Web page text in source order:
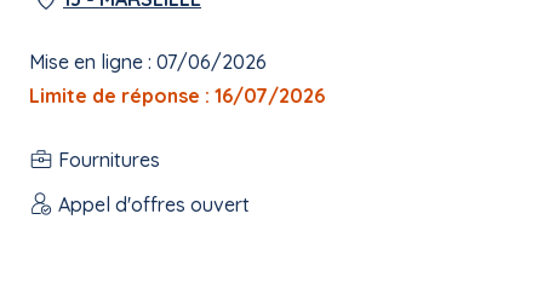
Mise en ligne : 07/06/2026
Limite de réponse : 16/07/2026
Fournitures
Appel d'offres ouvert